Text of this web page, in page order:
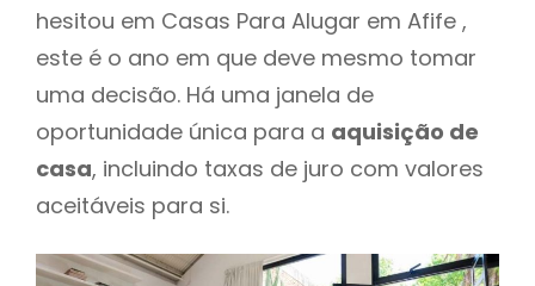
hesitou em Casas Para Alugar em Afife ,
este é o ano em que deve mesmo tomar
uma decisão. Há uma janela de
oportunidade única para a aquisição de
casa, incluindo taxas de juro com valores
aceitáveis para si.